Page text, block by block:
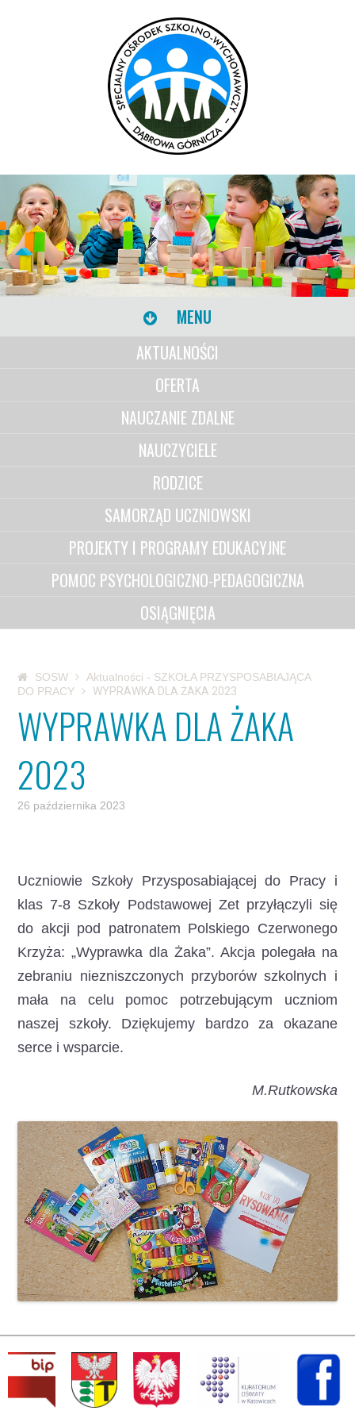
MENU
AKTUALNOŚCI
OFERTA
NAUCZANIE ZDALNE
NAUCZYCIELE
RODZICE
SAMORZĄD UCZNIOWSKI
PROJEKTY I PROGRAMY EDUKACYJNE
POMOC PSYCHOLOGICZNO-PEDAGOGICZNA
OSIĄGNIĘCIA
SOSW
Aktualności - SZKOŁA PRZYSPOSABIAJĄCA
DO PRACY
WYPRAWKA DLA ŻAKA 2023
WYPRAWKA DLA ŻAKA
2023
26 października 2023
Uczniowie Szkoły Przysposabiającej do Pracy i
klas 7-8 Szkoły Podstawowej Zet przyłączyli się
do akcji pod patronatem Polskiego Czerwonego
Krzyża: „Wyprawka dla Żaka”. Akcja polegała na
zebraniu niezniszczonych przyborów szkolnych i
mała na celu pomoc potrzebującym uczniom
naszej szkoły. Dziękujemy bardzo za okazane
serce i wsparcie.
M.Rutkowska